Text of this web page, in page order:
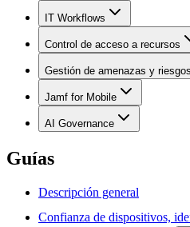
IT Workflows
Control de acceso a recursos
Gestión de amenazas y riesgos
Jamf for Mobile
AI Governance
Guías
Descripción general
Confianza de dispositivos,